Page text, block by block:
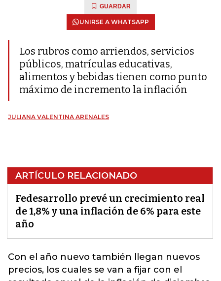
GUARDAR
UNIRSE A WHATSAPP
Los rubros como arriendos, servicios
públicos, matrículas educativas,
alimentos y bebidas tienen como punto
máximo de incremento la inflación
JULIANA VALENTINA ARENALES
ARTÍCULO RELACIONADO
Fedesarrollo prevé un crecimiento real
de 1,8% y una inflación de 6% para este
año
Con el año nuevo también llegan nuevos
precios, los cuales se van a fijar con el